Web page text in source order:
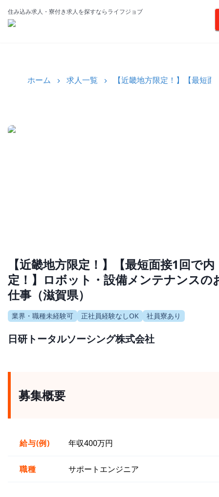
住み込み求人・寮付き求人を探すならライフジョブ
ホーム 求人一覧 【近畿地方限定！】【最短
【近畿地方限定！】【最短面接1回で内
定！】ロボット・設備メンテナンスの
仕事（滋賀県）
業界・職種未経験可 正社員経験なしOK 社員寮あり
日研トータルソーシング株式会社
募集概要
給与(例) 年収400万円
職種 サポートエンジニア